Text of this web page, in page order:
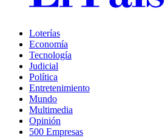
Loterías
Economía
Tecnología
Judicial
Política
Entretenimiento
Mundo
Multimedia
Opinión
500 Empresas